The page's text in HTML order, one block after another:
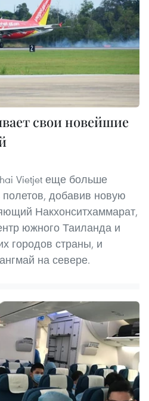
свои новейшие
Vietjet еще больше
добавив новую
Накхонситхаммарат,
южного Таиланда и
городов страны, и
на севере.